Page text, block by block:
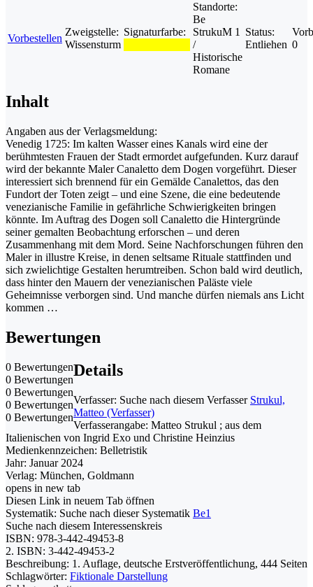
Vorbestellen
Zweigstelle:
Wissensturm
Signaturfarbe:
Standorte:
Be
StrukuM 1
/
Historische
Romane
Status:
Entliehen 0
Inhalt
Angaben aus der Verlagsmeldung:
Venedig 1725: Im kalten Wasser eines Kanals wird eine der
berühmtesten Frauen der Stadt ermordet aufgefunden. Kurz darauf
wird der bekannte Maler Canaletto dem Dogen vorgeführt. Dieser
interessiert sich brennend für ein Gemälde Canalettos, das den
Fundort der Toten zeigt – und eine Szene, die eine bedeutende
venezianische Familie in gefährliche Schwierigkeiten bringen
könnte. Im Auftrag des Dogen soll Canaletto die Hintergründe
seiner gemalten Beobachtung erforschen – und deren
Zusammenhang mit dem Mord. Seine Nachforschungen führen den
Maler in illustre Kreise, in denen seltsame Rituale stattfinden und
sich zwielichtige Gestalten herumtreiben. Schon bald wird deutlich,
dass hinter den Mauern der venezianischen Paläste viele
Geheimnisse verborgen sind. Und manche dürfen niemals ans Licht
kommen …
Bewertungen
0 Bewertungen
0 Bewertungen
0 Bewertungen
0 Bewertungen
0 Bewertungen
Details
Verfasser: Suche nach diesem Verfasser Strukul,
Matteo (Verfasser)
Verfasserangabe: Matteo Strukul ; aus dem
Italienischen von Ingrid Exo und Christine Heinzius
Medienkennzeichen: Belletristik
Jahr: Januar 2024
Verlag: München, Goldmann
opens in new tab
Diesen Link in neuem Tab öffnen
Systematik: Suche nach dieser Systematik Be1
Suche nach diesem Interessenskreis
ISBN: 978-3-442-49453-8
2. ISBN: 3-442-49453-2
Beschreibung: 1. Auflage, deutsche Erstveröffentlichung, 444 Seiten
Schlagwörter: Fiktionale Darstellung